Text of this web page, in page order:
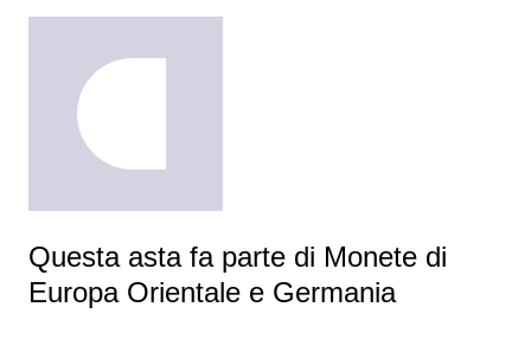
Questa asta fa parte di Monete di
Europa Orientale e Germania